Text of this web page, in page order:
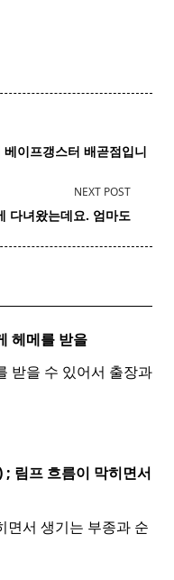
베이프갱스터 배곧점입니
NEXT POST
다녀왔는데요. 엄마도
헤메를 받을
받을 수 있어서 출장과
; 림프 흐름이 막히면서
서 생기는 부종과 순